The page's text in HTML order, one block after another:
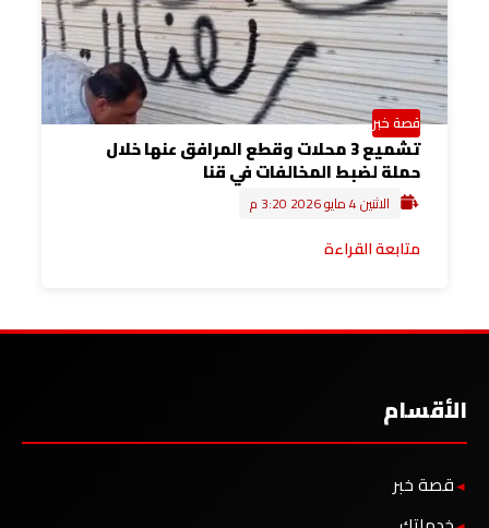
قصة خبر
تشميع 3 محلات وقطع المرافق عنها خلال
حملة لضبط المخالفات في قنا
الاثنين 4 مايو 2026 3:20 م
متابعة القراءة
الأقسام
قصة خبر